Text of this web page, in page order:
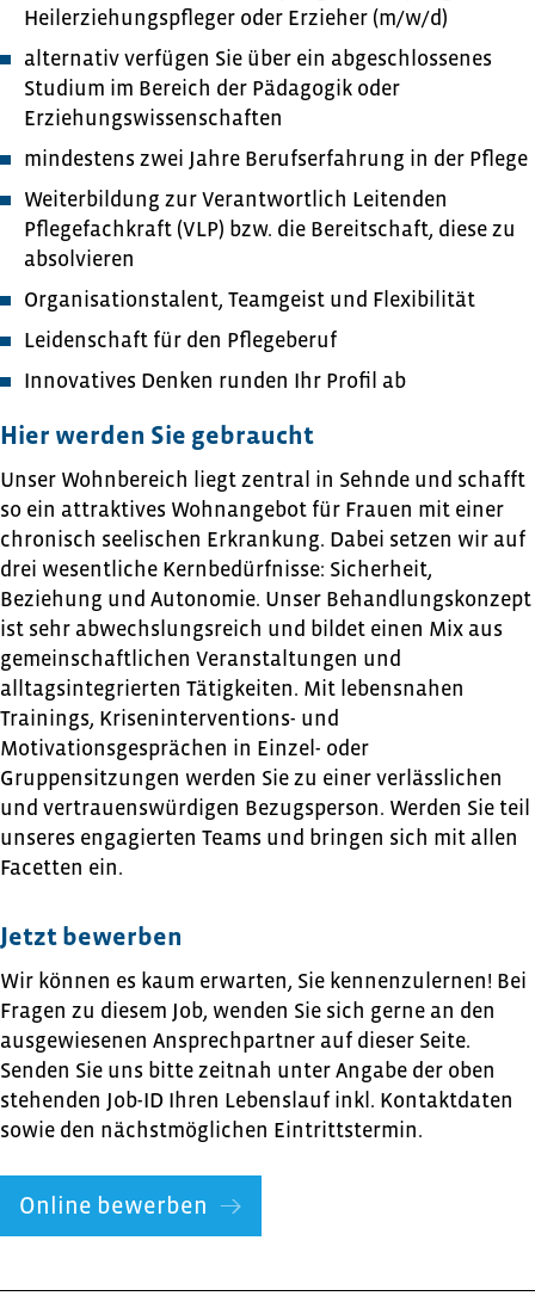
Heilerziehungspfleger oder Erzieher (m/w/d)
alternativ verfügen Sie über ein abgeschlossenes
Studium im Bereich der Pädagogik oder
Erziehungswissenschaften
mindestens zwei Jahre Berufserfahrung in der Pflege
Weiterbildung zur Verantwortlich Leitenden
Pflegefachkraft (VLP) bzw. die Bereitschaft, diese zu
absolvieren
Organisationstalent, Teamgeist und Flexibilität
Leidenschaft für den Pflegeberuf
Innovatives Denken runden Ihr Profil ab
Hier werden Sie gebraucht
Unser Wohnbereich liegt zentral in Sehnde und schafft
so ein attraktives Wohnangebot für Frauen mit einer
chronisch seelischen Erkrankung. Dabei setzen wir auf
drei wesentliche Kernbedürfnisse: Sicherheit,
Beziehung und Autonomie. Unser Behandlungskonzept
ist sehr abwechslungsreich und bildet einen Mix aus
gemeinschaftlichen Veranstaltungen und
alltagsintegrierten Tätigkeiten. Mit lebensnahen
Trainings, Kriseninterventions- und
Motivationsgesprächen in Einzel- oder
Gruppensitzungen werden Sie zu einer verlässlichen
und vertrauenswürdigen Bezugsperson. Werden Sie teil
unseres engagierten Teams und bringen sich mit allen
Facetten ein.
Jetzt bewerben
Wir können es kaum erwarten, Sie kennenzulernen! Bei
Fragen zu diesem Job, wenden Sie sich gerne an den
ausgewiesenen Ansprechpartner auf dieser Seite.
Senden Sie uns bitte zeitnah unter Angabe der oben
stehenden Job-ID Ihren Lebenslauf inkl. Kontaktdaten
sowie den nächstmöglichen Eintrittstermin.
Online bewerben